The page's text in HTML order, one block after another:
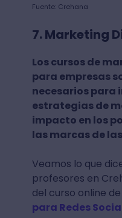
Fuente: Crehana
7. Marketing
Los cursos de
para empresas
necesarios para
estrategias de
impacto en los
las marcas de
Veamos lo que
profesores en
del curso online de
para Redes